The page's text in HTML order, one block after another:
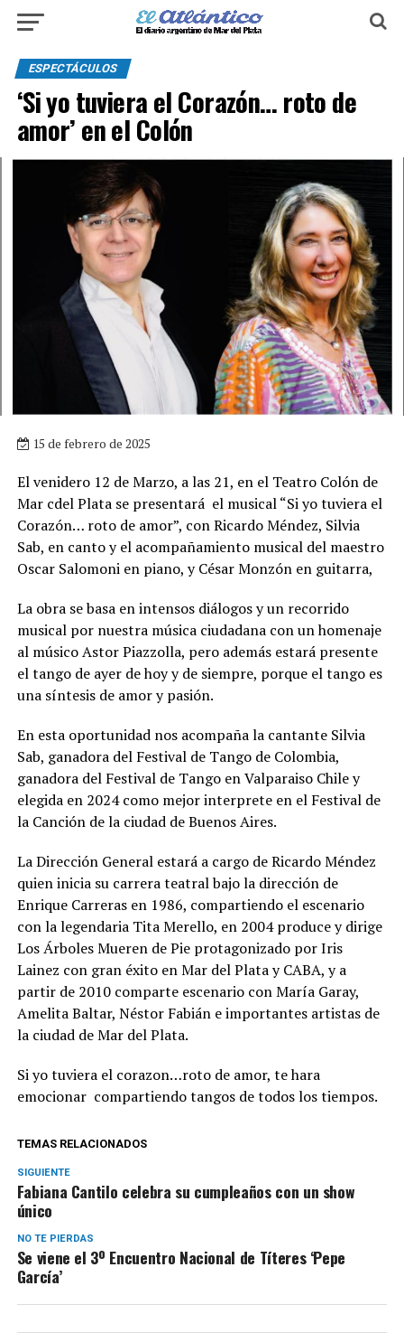
ESPECTÁCULOS
‘Si yo tuviera el Corazón… roto de
amor’ en el Colón
15 de febrero de 2025
El venidero 12 de Marzo, a las 21, en el Teatro Colón de
Mar cdel Plata se presentará el musical “Si yo tuviera el
Corazón… roto de amor”, con Ricardo Méndez, Silvia
Sab, en canto y el acompañamiento musical del maestro
Oscar Salomoni en piano, y César Monzón en guitarra,
La obra se basa en intensos diálogos y un recorrido
musical por nuestra música ciudadana con un homenaje
al músico Astor Piazzolla, pero además estará presente
el tango de ayer de hoy y de siempre, porque el tango es
una síntesis de amor y pasión.
En esta oportunidad nos acompaña la cantante Silvia
Sab, ganadora del Festival de Tango de Colombia,
ganadora del Festival de Tango en Valparaiso Chile y
elegida en 2024 como mejor interprete en el Festival de
la Canción de la ciudad de Buenos Aires.
La Dirección General estará a cargo de Ricardo Méndez
quien inicia su carrera teatral bajo la dirección de
Enrique Carreras en 1986, compartiendo el escenario
con la legendaria Tita Merello, en 2004 produce y dirige
Los Árboles Mueren de Pie protagonizado por Iris
Lainez con gran éxito en Mar del Plata y CABA, y a
partir de 2010 comparte escenario con María Garay,
Amelita Baltar, Néstor Fabián e importantes artistas de
la ciudad de Mar del Plata.
Si yo tuviera el corazon…roto de amor, te hara
emocionar compartiendo tangos de todos los tiempos.
TEMAS RELACIONADOS
SIGUIENTE
Fabiana Cantilo celebra su cumpleaños con un show
único
NO TE PIERDAS
Se viene el 3º Encuentro Nacional de Títeres ‘Pepe
García’